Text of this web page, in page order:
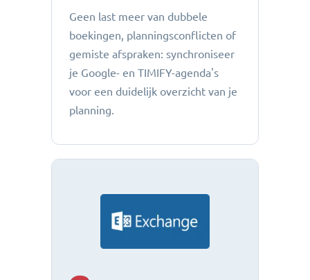
Geen last meer van dubbele
boekingen, planningsconflicten of
gemiste afspraken: ​​synchroniseer
je Google- en TIMIFY-agenda's
voor een duidelijk overzicht van je
planning.